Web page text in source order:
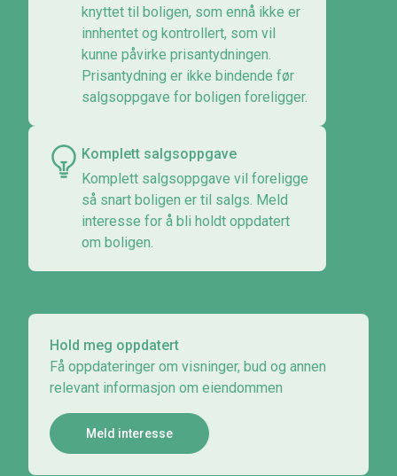
knyttet til boligen, som ennå ikke er
innhentet og kontrollert, som vil
kunne påvirke prisantydningen.
Prisantydning er ikke bindende før
salgsoppgave for boligen foreligger.
Komplett salgsoppgave
Komplett salgsoppgave vil foreligge
så snart boligen er til salgs. Meld
interesse for å bli holdt oppdatert
om boligen.
Hold meg oppdatert
Få oppdateringer om visninger, bud og annen
relevant informasjon om eiendommen
Meld interesse